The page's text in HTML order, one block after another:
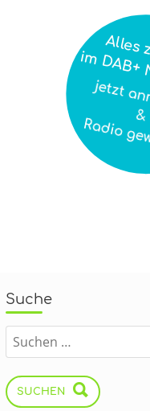
Suche
SUCHEN
Alles
im
jetzt
&
Radio